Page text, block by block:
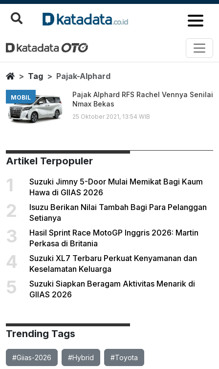
Pajak Alphard
Berita Terbaru
HomeTag Pajak-Alphard
MOBIL
Pajak Alphard RFS Rachel Vennya Senilai
Nmax Bekas
25 Oktober 2021, 13:54 WIB
Artikel Terpopuler
1
Suzuki Jimny 5-Door Mulai Memikat Bagi Kaum
Hawa di GIIAS 2026
2
Isuzu Berikan Nilai Tambah Bagi Para Pelanggan
Setianya
3
Hasil Sprint Race MotoGP Inggris 2026: Martin
Perkasa di Britania
4
Suzuki XL7 Terbaru Perkuat Kenyamanan dan
Keselamatan Keluarga
5
Suzuki Siapkan Beragam Aktivitas Menarik di
GIIAS 2026
Trending Tags
#Giias-2026 #Hybrid #Toyota